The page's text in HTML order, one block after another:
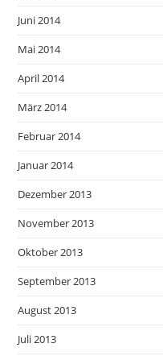
Juni 2014
Mai 2014
April 2014
März 2014
Februar 2014
Januar 2014
Dezember 2013
November 2013
Oktober 2013
September 2013
August 2013
Juli 2013